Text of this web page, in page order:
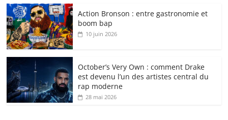
Action Bronson : entre gastronomie et
boom bap
10 juin 2026
October’s Very Own : comment Drake
est devenu l’un des artistes central du
rap moderne
28 mai 2026